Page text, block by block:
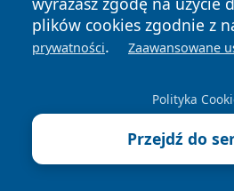
plików cookies zgodnie z
prywatności. Zaawansowane
Polityka
Przejdź do